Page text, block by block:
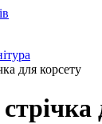
для корсету